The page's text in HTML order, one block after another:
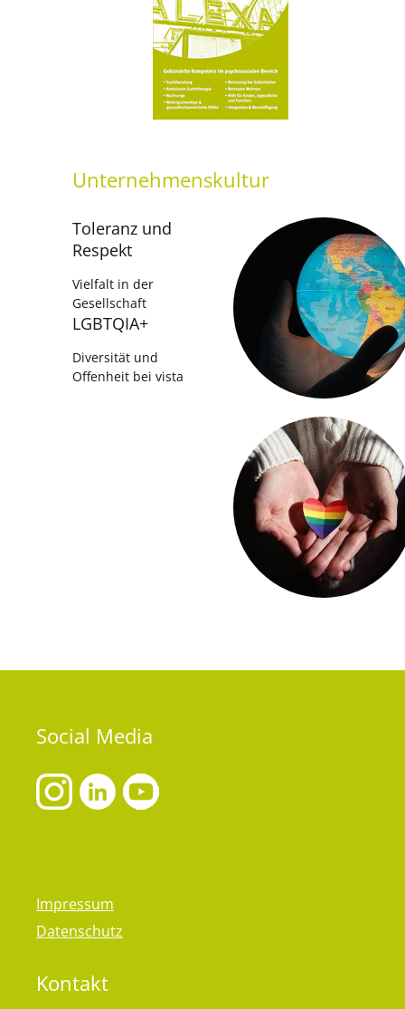
Unternehmenskultur
Toleranz und
Respekt
Vielfalt in der
Gesellschaft
LGBTQIA+
Diversität und
Offenheit bei vista
Social Media
Impressum
Datenschutz
Kontakt